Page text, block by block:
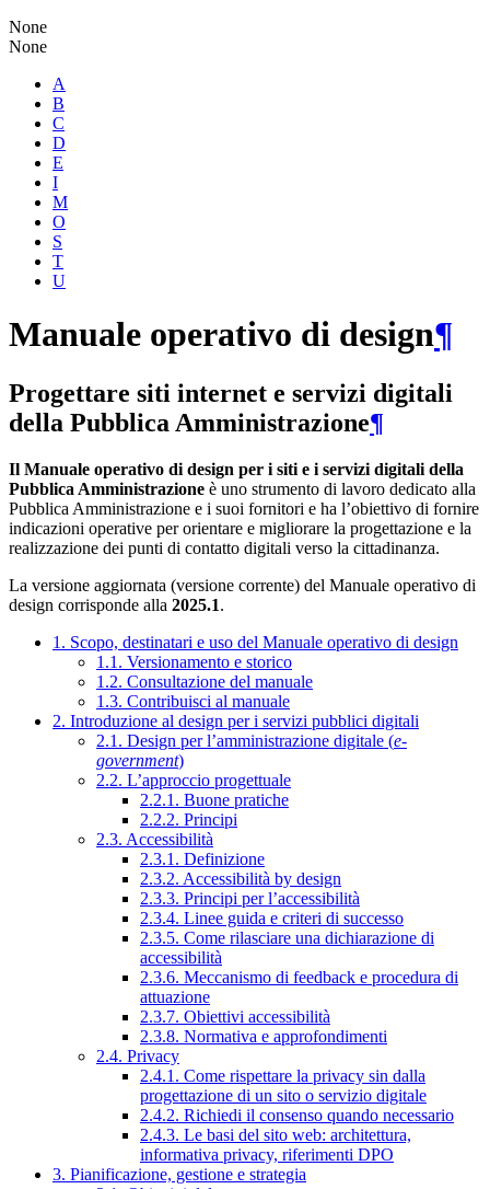
None
None
A
B
C
D
E
I
M
O
S
T
U
Manuale operativo di design¶
Progettare siti internet e servizi digitali
della Pubblica Amministrazione¶
Il Manuale operativo di design per i siti e i servizi digitali della
Pubblica Amministrazione è uno strumento di lavoro dedicato alla
Pubblica Amministrazione e i suoi fornitori e ha l’obiettivo di fornire
indicazioni operative per orientare e migliorare la progettazione e la
realizzazione dei punti di contatto digitali verso la cittadinanza.
La versione aggiornata (versione corrente) del Manuale operativo di
design corrisponde alla 2025.1.
1. Scopo, destinatari e uso del Manuale operativo di design
1.1. Versionamento e storico
1.2. Consultazione del manuale
1.3. Contribuisci al manuale
2. Introduzione al design per i servizi pubblici digitali
2.1. Design per l’amministrazione digitale (e-
government)
2.2. L’approccio progettuale
2.2.1. Buone pratiche
2.2.2. Principi
2.3. Accessibilità
2.3.1. Definizione
2.3.2. Accessibilità by design
2.3.3. Principi per l’accessibilità
2.3.4. Linee guida e criteri di successo
2.3.5. Come rilasciare una dichiarazione di
accessibilità
2.3.6. Meccanismo di feedback e procedura di
attuazione
2.3.7. Obiettivi accessibilità
2.3.8. Normativa e approfondimenti
2.4. Privacy
2.4.1. Come rispettare la privacy sin dalla
progettazione di un sito o servizio digitale
2.4.2. Richiedi il consenso quando necessario
2.4.3. Le basi del sito web: architettura,
informativa privacy, riferimenti DPO
3. Pianificazione, gestione e strategia